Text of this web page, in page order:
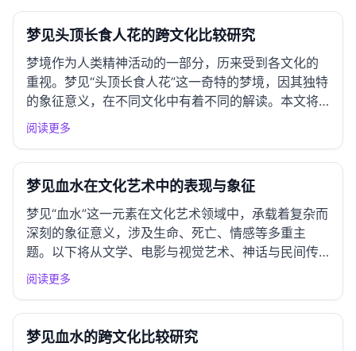
和变化的焦虑。在弗洛伊德看来，牙齿象征着个人的
力量和自信，梦中的...
梦见头顶长食人花的跨文化比较研究
梦境作为人类精神活动的一部分，历来受到各文化的
重视。梦见“头顶长食人花”这一奇特的梦境，因其独特
的象征意义，在不同文化中有着不同的解读。本文将
从东亚、南亚与中东、西方、原住民与部落文化等多
征、意义及当代价值。 一、东亚文化圈解读 中国传统
解梦 在中国的传...
阅读更多
梦见血水在文化艺术中的表现与象征
梦见“血水”这一元素在文化艺术领域中，承载着复杂而
深刻的象征意义，涉及生命、死亡、情感等多重主
题。以下将从文学、电影与视觉艺术、神话与民间传
说、哲学与美学思考以及创作灵感与应用等多个维度
在中国古典文学中，梦境常常作为一种象征手法，传
达人物内心的挣扎...
阅读更多
梦见血水的跨文化比较研究